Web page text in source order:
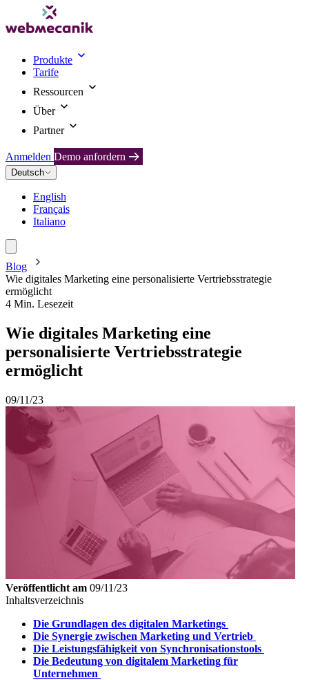
Produkte
Tarife
Ressourcen
Über
Partner
Anmelden Demo anfordern
Deutsch
English
Français
Italiano
Blog
Wie digitales Marketing eine personalisierte Vertriebsstrategie
ermöglicht
4 Min. Lesezeit
Wie digitales Marketing eine
personalisierte Vertriebsstrategie
ermöglicht
09/11/23
Veröffentlicht am 09/11/23
Inhaltsverzeichnis
Die Grundlagen des digitalen Marketings
Die Synergie zwischen Marketing und Vertrieb
Die Leistungsfähigkeit von Synchronisationstools
Die Bedeutung von digitalem Marketing für
Unternehmen